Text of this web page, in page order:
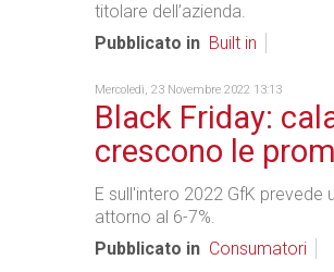
titolare dell’azienda.
Pubblicato in Built in
Mercoledì, 23 Novembre 2022 13:13
Black Friday:
crescono le
E sull'intero 2022 GfK prevede
attorno al 6-7%.
Pubblicato in Consumatori